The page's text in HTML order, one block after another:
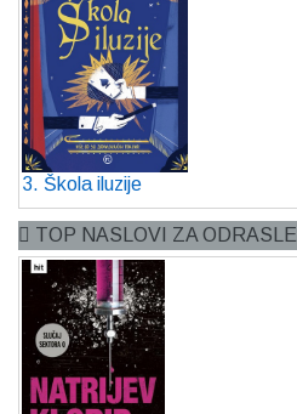
3. Škola iluzije
TOP NASLOVI ZA ODRASLE